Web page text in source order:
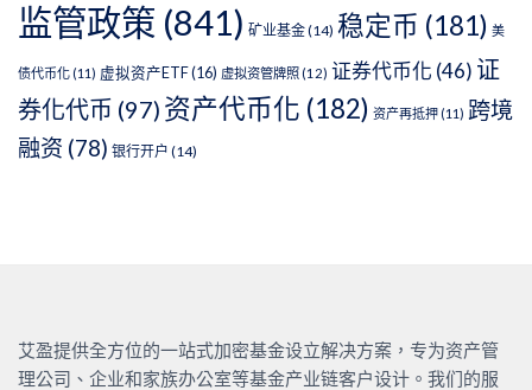
监管政策 (841) 矿业基金(14) 稳定币 (181) 美
债代币化 (11) 虚拟资产ETF(16) 虚拟资管牌照 (12) 证券代币化 (46) 证
券化代币 (97) 资产代币化 (182) 资产再抵押 (11) 跨境
融资 (78) 银行开户 (14)
艾盈提供全方位的一站式加密基金设立解决方案，专为资产管
理公司、企业和家族办公室等基金产业链客户设计。我们的服